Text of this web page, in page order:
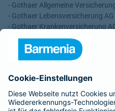
- Gothaer Allgemeine
- Gothaer Lebensversicherung AG
- Gothaer Krankenversicherung
- ROLAND Rechtsschutz-
- ROLAND Schutzbrief-
Vergütungen, die in der zu
enthalten sind.